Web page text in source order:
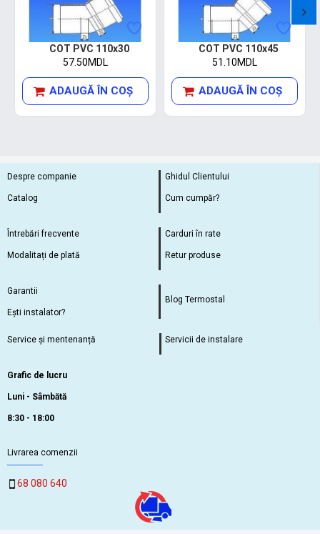
COT PVC 110x30
57.50MDL
ADAUGĂ ÎN COŞ
COT PVC 110x45
51.10MDL
ADAUGĂ ÎN COŞ
Despre companie
Catalog
Ghidul Clientului
Cum cumpăr?
Întrebări frecvente
Modalitați de plată
Carduri în rate
Retur produse
Garantii
Ești instalator?
Blog Termostal
Service și mentenanță Servicii de instalare
Grafic de lucru
Luni - Sâmbătă
8:30 - 18:00
Livrarea comenzii
68 080 640